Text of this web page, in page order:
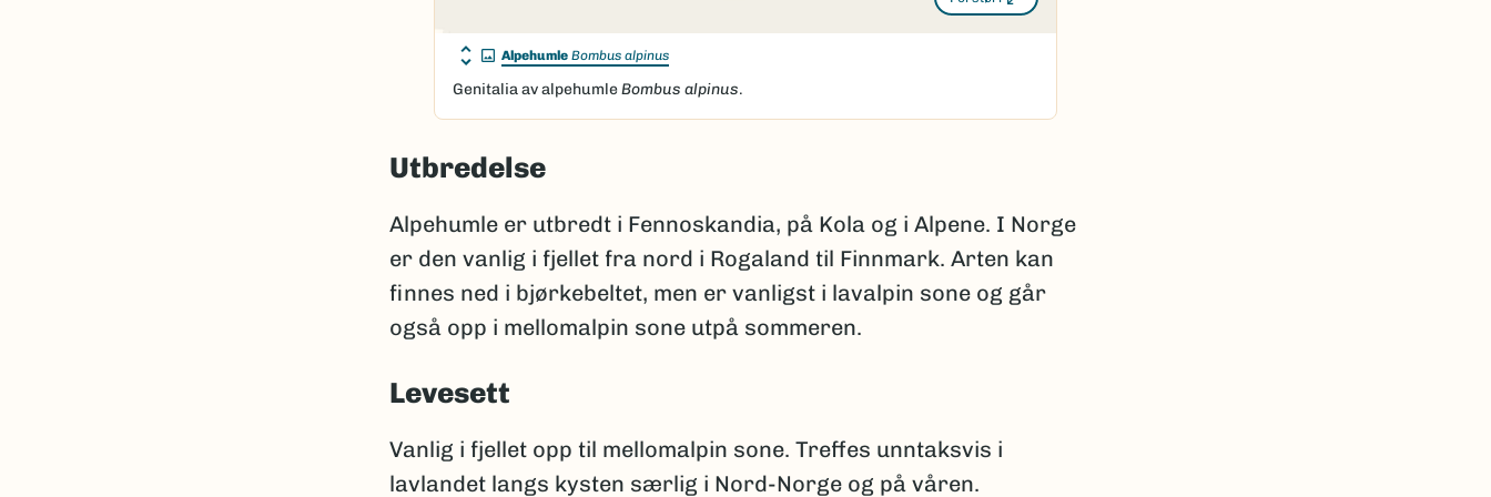
Alpehumle Bombus alpinus
Genitalia av alpehumleBombus alpinus.
Utbredelse
Alpehumle er utbredt i Fennoskandia, på Kola og i Alpene. I Norge
er den vanlig i fjellet fra nord i Rogaland til Finnmark. Arten kan
finnes ned i bjørkebeltet, men er vanligst i lavalpin sone og går
også opp i mellomalpin sone utpå sommeren.
Levesett
Vanlig i fjellet opp til mellomalpin sone. Treffes unntaksvis i
lavlandet langs kysten særlig i Nord-Norge og på våren.